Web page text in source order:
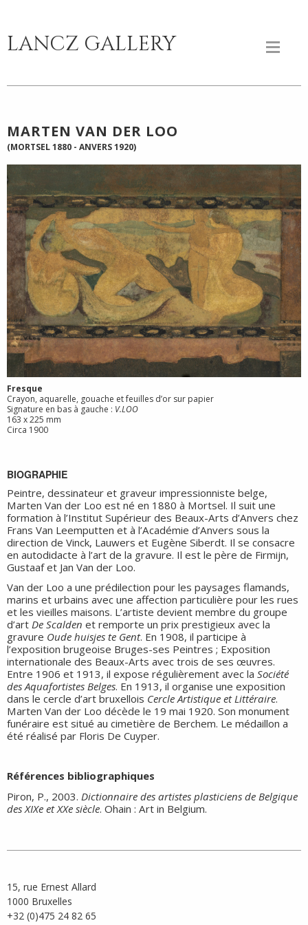
LANCZ GALLERY
MARTEN VAN DER LOO
(MORTSEL 1880 - ANVERS 1920)
Fresque
Crayon, aquarelle, gouache et feuilles d’or sur papier
Signature en bas à gauche : V.LOO
163 x 225 mm
Circa 1900
BIOGRAPHIE
Peintre, dessinateur et graveur impressionniste belge,
Marten Van der Loo est né en 1880 à Mortsel. Il suit une
formation à l’Institut Supérieur des Beaux-Arts d’Anvers chez
Frans Van Leemputten et à l’Académie d’Anvers sous la
direction de Vinck, Lauwers et Eugène Siberdt. Il se consacre
en autodidacte à l’art de la gravure. Il est le père de Firmijn,
Gustaaf et Jan Van der Loo.
Van der Loo a une prédilection pour les paysages flamands,
marins et urbains avec une affection particulière pour les rues
et les vieilles maisons. L’artiste devient membre du groupe
d’art De Scalden et remporte un prix prestigieux avec la
gravure Oude huisjes te Gent. En 1908, il participe à
l’exposition brugeoise Bruges-ses Peintres ; Exposition
internationale des Beaux-Arts avec trois de ses œuvres.
Entre 1906 et 1913, il expose régulièrement avec la Société
des Aquafortistes Belges. En 1913, il organise une exposition
dans le cercle d’art bruxellois Cercle Artistique et Littéraire.
Marten Van der Loo décède le 19 mai 1920. Son monument
funéraire est situé au cimetière de Berchem. Le médaillon a
été réalisé par Floris De Cuyper.
Références bibliographiques
Piron, P., 2003. Dictionnaire des artistes plasticiens de Belgique
des XIXe et XXe siècle. Ohain : Art in Belgium.
15, rue Ernest Allard
1000 Bruxelles
+32 (0)475 24 82 65